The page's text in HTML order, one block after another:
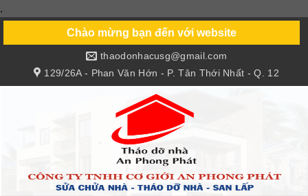
.
content
Chào mừng bạn đến với website
129/26A - Phan Văn Hớn - P. Tân Thới Nhất - Q. 12
thaodonhacusg@gmail.com